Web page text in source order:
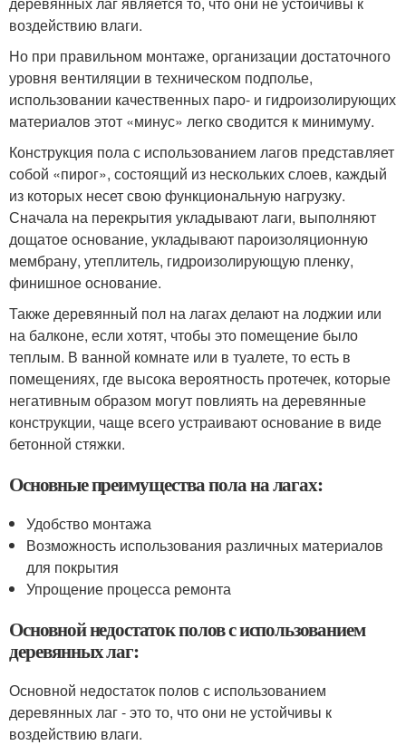
воздействию влаги.
Но при правильном монтаже, организации достаточного
уровня вентиляции в техническом подполье,
использовании качественных паро- и гидроизолирующих
материалов этот «минус» легко сводится к минимуму.
Конструкция пола с использованием лагов представляет
собой «пирог», состоящий из нескольких слоев, каждый
из которых несет свою функциональную нагрузку.
Сначала на перекрытия укладывают лаги, выполняют
дощатое основание, укладывают пароизоляционную
мембрану, утеплитель, гидроизолирующую пленку,
финишное основание.
Также деревянный пол на лагах делают на лоджии или
на балконе, если хотят, чтобы это помещение было
теплым. В ванной комнате или в туалете, то есть в
помещениях, где высока вероятность протечек, которые
негативным образом могут повлиять на деревянные
конструкции, чаще всего устраивают основание в виде
бетонной стяжки.
Основные преимущества пола на лагах:
Удобство монтажа
Возможность использования различных материалов
для покрытия
Упрощение процесса ремонта
Основной недостаток полов с использованием
деревянных лаг:
Основной недостаток полов с использованием
деревянных лаг - это то, что они не устойчивы к
воздействию влаги.